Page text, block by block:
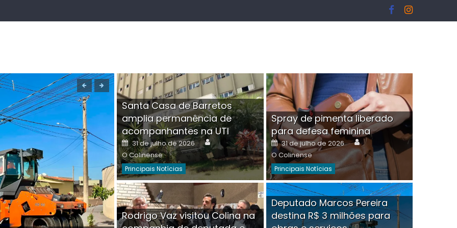
Boutique na Av. Ângelo Martins Tristão é
invadida por criminoso mascarado
Santa Casa de Barretos
amplia permanência de
acompanhantes na UTI
Posted
on
31 de julho de 2026 Author
O Colinense
Principais Notícias
Spray de pimenta liberado
para defesa feminina
Posted
on
31 de julho de 2026 Author
O Colinense
Principais Notícias
Rodrigo Vaz visitou Colina na
Deputado Marcos Pereira
destina R$ 3 milhões para